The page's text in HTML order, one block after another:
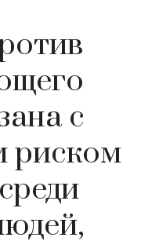
с
риском